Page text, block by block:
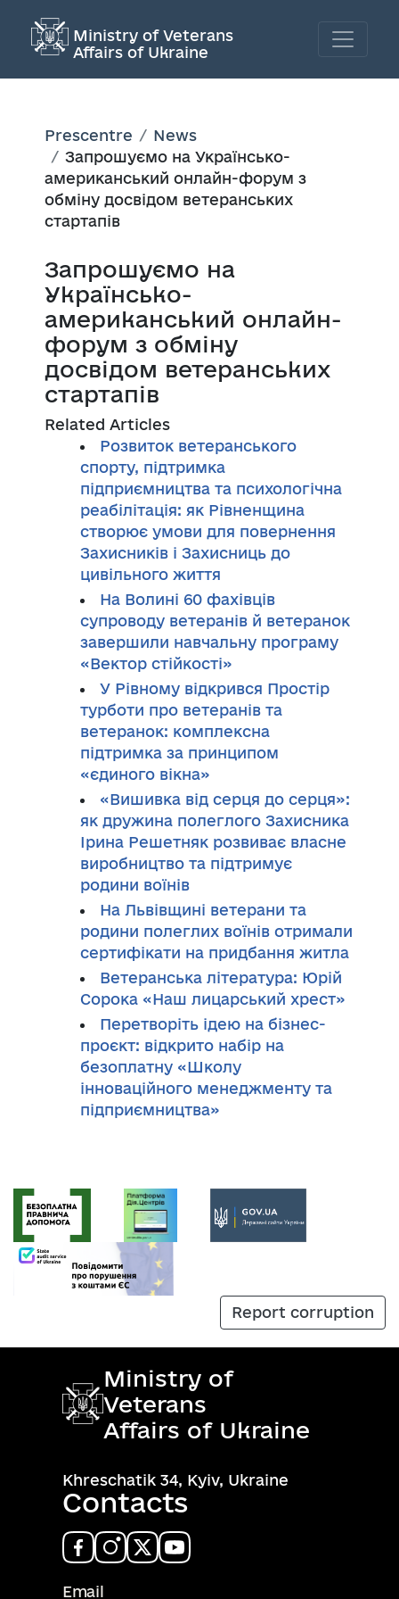
Ministry of Veterans
Affairs of Ukraine
Prescentre
News
Запрошуємо на Українсько-
американський онлайн-форум з
обміну досвідом ветеранських
стартапів
Запрошуємо на
Українсько-
американський онлайн-
форум з обміну
досвідом ветеранських
стартапів
Related Articles
Розвиток ветеранського
спорту, підтримка
підприємництва та психологічна
реабілітація: як Рівненщина
створює умови для повернення
Захисників і Захисниць до
цивільного життя
На Волині 60 фахівців
супроводу ветеранів й ветеранок
завершили навчальну програму
«Вектор стійкості»
У Рівному відкрився Простір
турботи про ветеранів та
ветеранок: комплексна
підтримка за принципом
«єдиного вікна»
«Вишивка від серця до серця»:
як дружина полеглого Захисника
Ірина Решетняк розвиває власне
виробництво та підтримує
родини воїнів
На Львівщині ветерани та
родини полеглих воїнів отримали
сертифікати на придбання житла
Ветеранська література: Юрій
Сорока «Наш лицарський хрест»
Перетворіть ідею на бізнес-
проєкт: відкрито набір на
безоплатну «Школу
інноваційного менеджменту та
підприємництва»
Report corruption
Ministry of
Veterans
Affairs of Ukraine
Khreschatik 34, Kyiv, Ukraine
Contacts
Email